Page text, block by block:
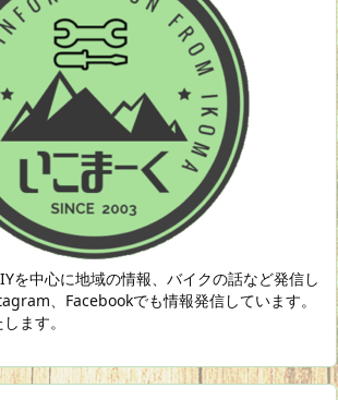
を中心に地域の情報、バイクの話など発信し
、Facebookでも情報発信しています。
ます。